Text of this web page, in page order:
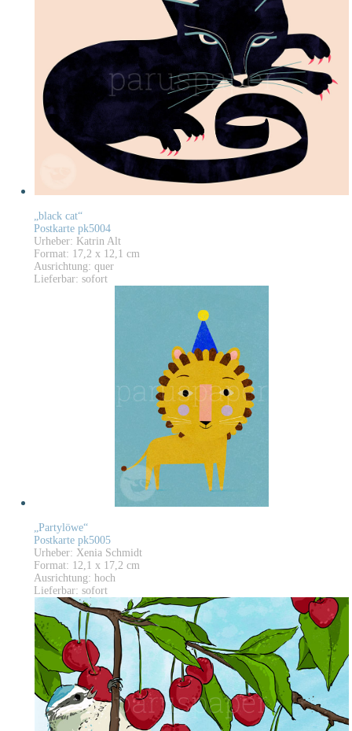
„black cat“
Postkarte pk5004
Urheber: Katrin Alt
Format: 17,2 x 12,1 cm
Ausrichtung: quer
Lieferbar: sofort
„Partylöwe“
Postkarte pk5005
Urheber: Xenia Schmidt
Format: 12,1 x 17,2 cm
Ausrichtung: hoch
Lieferbar: sofort